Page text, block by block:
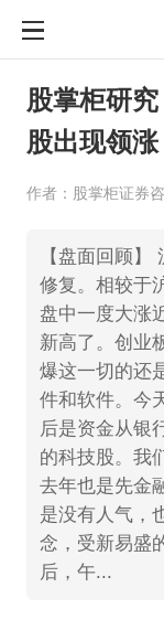
股掌柜研
股出现领涨
作者：股掌柜证券
【盘面回顾
修复。相较于
盘中一度大涨
新高了。创业
爆这一切的还
件和软件。今
后是资金从银
的科技股。我
去年也是先金
是没有人气，
念，受新易盛
后，午...